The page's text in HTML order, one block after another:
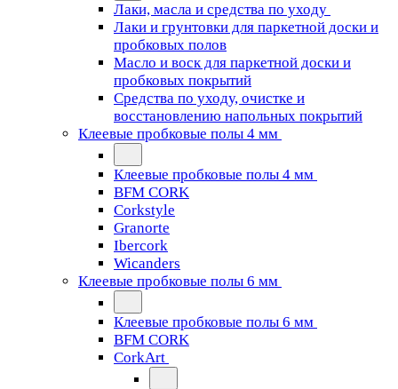
Лаки, масла и средства по уходу
Лаки и грунтовки для паркетной доски и
пробковых полов
Масло и воск для паркетной доски и
пробковых покрытий
Средства по уходу, очистке и
восстановлению напольных покрытий
Клеевые пробковые полы 4 мм
Клеевые пробковые полы 4 мм
BFM CORK
Corkstyle
Granorte
Ibercork
Wicanders
Клеевые пробковые полы 6 мм
Клеевые пробковые полы 6 мм
BFM CORK
CorkArt